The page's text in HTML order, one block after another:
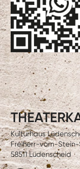
Kulturhaus
Freiherr-vom-
58511 Lüdenscheid